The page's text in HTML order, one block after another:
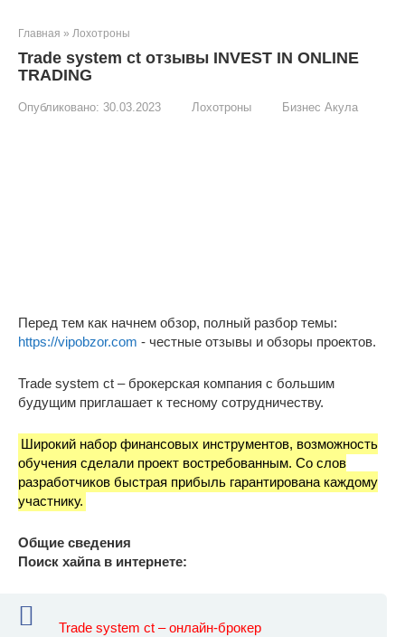
Главная » Лохотроны
Trade system ct отзывы INVEST IN ONLINE
TRADING
Опубликовано: 30.03.2023 Лохотроны Бизнес Акула
Перед тем как начнем обзор, полный разбор темы:
https://vipobzor.com - честные отзывы и обзоры проектов.
Trade system ct – брокерская компания с большим
будущим приглашает к тесному сотрудничеству.
Широкий набор финансовых инструментов, возможность
обучения сделали проект востребованным. Со слов
разработчиков быстрая прибыль гарантирована каждому
участнику.
Общие сведения
Поиск хайпа в интернете:
Trade system ct – онлайн-брокер